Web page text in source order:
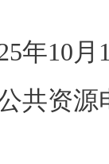
年10
共资源